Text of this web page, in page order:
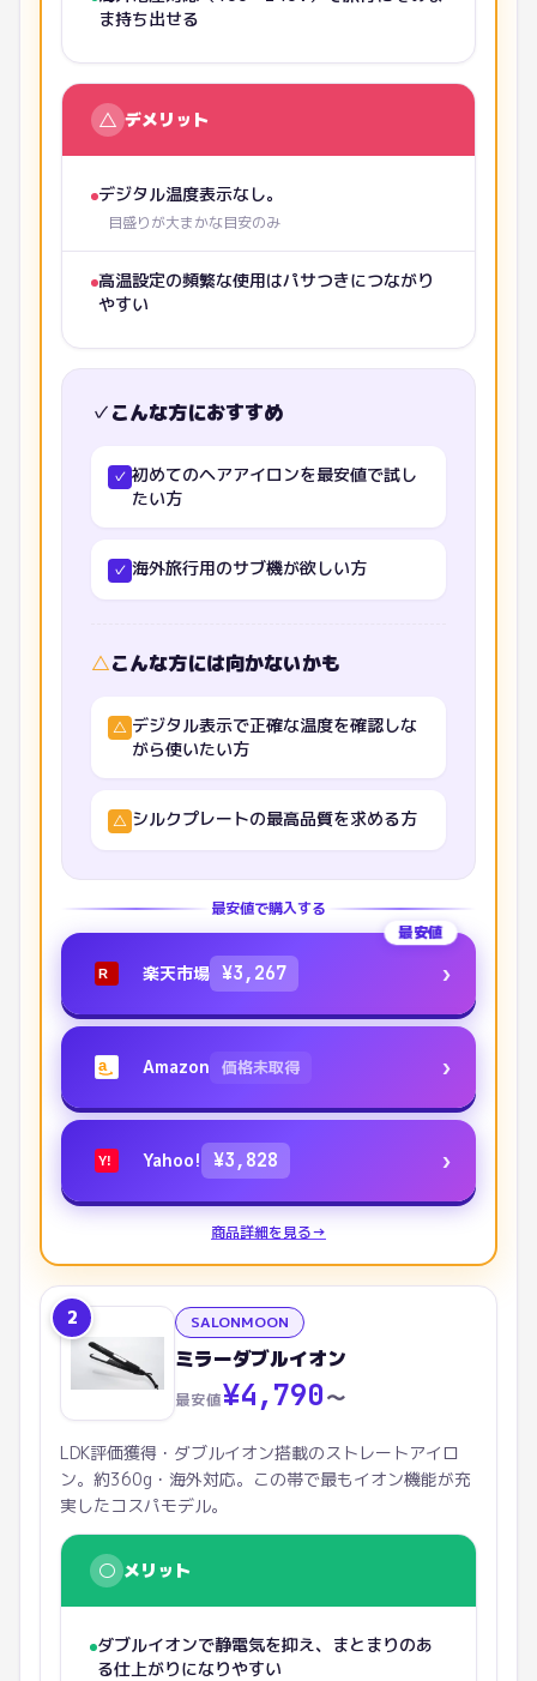
ま持ち出せる
△ デメリット
デジタル温度表示なし。
目盛りが大まかな目安のみ
高温設定の頻繁な使用はパサつきにつながり
やすい
✓こんな方におすすめ
✓ 初めてのヘアアイロンを最安値で試し
たい方
✓ 海外旅行用のサブ機が欲しい方
△こんな方には向かないかも
△ デジタル表示で正確な温度を確認しな
がら使いたい方
△ シルクプレートの最高品質を求める方
最安値で購入する
最安値
R 楽天市場 ¥3,267 ›
a Amazon 価格未取得 ›
Y! Yahoo! ¥3,828 ›
商品詳細を見る→
2 SALONMOON
ミラーダブルイオン
最安値¥4,790〜
LDK評価獲得・ダブルイオン搭載のストレートアイロ
ン。約360g・海外対応。この帯で最もイオン機能が充
実したコスパモデル。
○ メリット
ダブルイオンで静電気を抑え、まとまりのあ
る仕上がりになりやすい